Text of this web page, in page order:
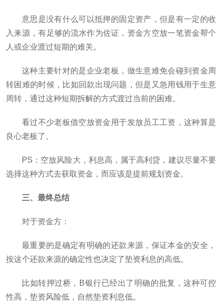
意思是没有什么可以抵押的固定资产，但是有一定的收
入来源，有足够的流水作为佐证，资金方空放一笔资金帮个
人或企业渡过短期的难关。
这种主要针对的是企业老板，做生意难免会碰到资金周
转困难的时候，比如回款出现问题，但是又急用钱用于生意
周转，通过这种短期拆解的方式渡过当前的困难。
看过不少老板借空放资金用于发放员工工资，这种算是
良心老板了。
PS：空放风险大，利息高，属于高利贷，建议尽量不要
选择这种方式去获取资金，而应该是提前规划资金。
三、最终总结
对于资金方：
最重要的是确定有明确的还款来源，保证本金的安全，
按这个还款来源的确定性也决定了垫资利息的高低。
比如转押过桥，B银行已经出了明确的批复，这种可控
性高，垫资风险低，自然垫资利息低。